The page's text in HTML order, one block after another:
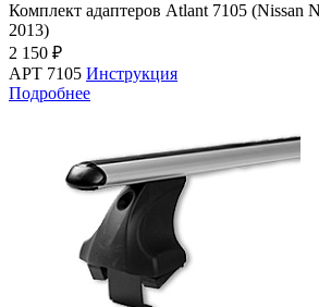
Комплект адаптеров Atlant 7105 (Nissan
2013)
2 150 ₽
АРТ 7105 Инструкция
Подробнее